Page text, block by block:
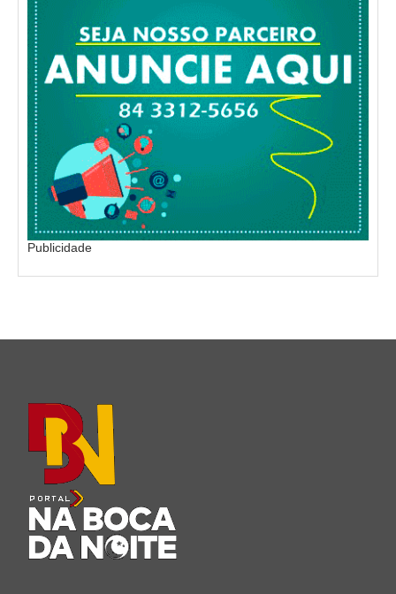
Publicidade